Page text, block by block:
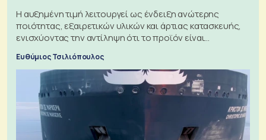
Η αυξημένη τιμή λειτουργεί ως ένδειξη ανώτερης
ποιότητας, εξαιρετικών υλικών και άρτιας κατασκευής,
ενισχύοντας την αντίληψη ότι το προϊόν είναι
Ευθύμιος Τσιλιόπουλος